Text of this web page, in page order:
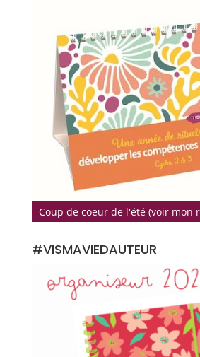
Coup de coeur de l'été (voir mon
#VISMAVIEDAUTEUR